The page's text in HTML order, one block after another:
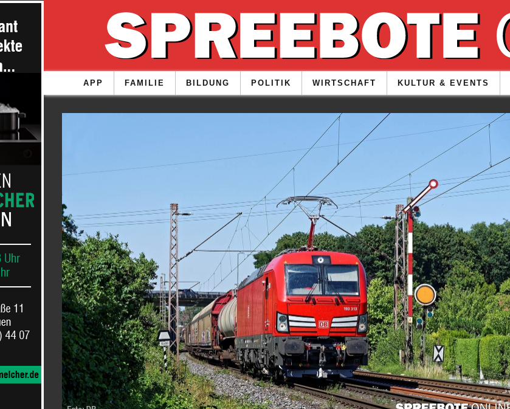
APP FAMILIE BILDUNG POLITIK WIRTSCHAFT KULTUR & EVENTS